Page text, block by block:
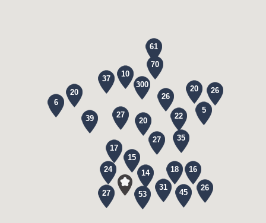
35
70
27
16
26
26
53
14
45
37
17
20
15
22
300
20
18
6
24
31
27
39
20
61
27
26
10
5